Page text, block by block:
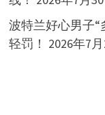
波特兰好心男子
轻罚！ 2026年7